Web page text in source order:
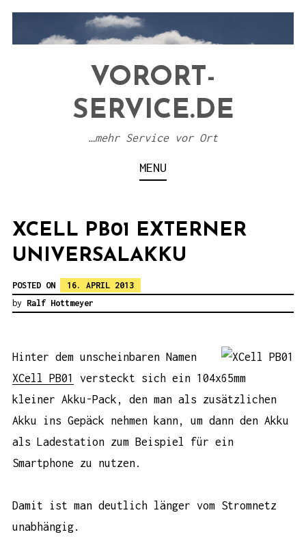
VORORT-
SERVICE.DE
…mehr Service vor Ort
MENU
XCELL PB01 EXTERNER
UNIVERSALAKKU
POSTED ON
16. APRIL 2013
by Ralf Hottmeyer
Hinter dem unscheinbaren Namen
XCell PB01
versteckt sich ein 104x65mm
kleiner Akku-Pack, den man als zusätzlichen
Akku ins Gepäck nehmen kann, um dann den Akku
als Ladestation zum Beispiel für ein
Smartphone zu nutzen.
Damit ist man deutlich länger vom Stromnetz
unabhängig.